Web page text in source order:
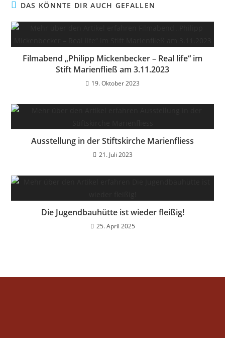
DAS KÖNNTE DIR AUCH GEFALLEN
Filmabend „Philipp Mickenbecker – Real life“ im
Stift Marienfließ am 3.11.2023
19. Oktober 2023
Ausstellung in der Stiftskirche Marienfliess
21. Juli 2023
Die Jugendbauhütte ist wieder fleißig!
25. April 2025